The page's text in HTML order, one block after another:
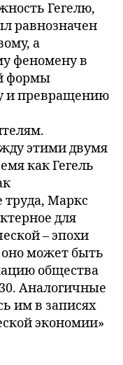
Гегелю,
равнозначен
а
феномену в
формы
и превращению
этими двумя
как Гегель
труда, Маркс
для
– эпохи
оно может быть
общества
Аналогичные
им в записях
экономии»